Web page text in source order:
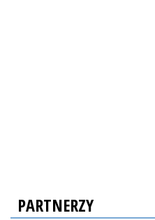
PARTNERZY